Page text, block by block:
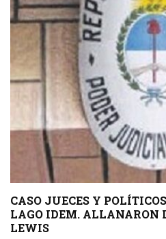
CASO JUECES Y
LAGO IDEM. ALLANARON
LEWIS